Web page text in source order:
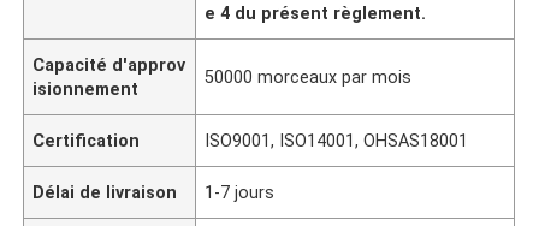
e 4 du présent règlement.
Capacité d'approv
isionnement
50000 morceaux par mois
Certification ISO9001, ISO14001, OHSAS18001
Délai de livraison 1-7 jours